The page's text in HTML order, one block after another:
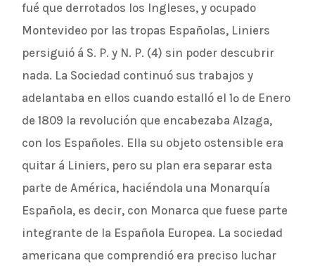
fué que derrotados los Ingleses, y ocupado
Montevideo por las tropas Españolas, Liniers
persiguió á S. P. y N. P. (4) sin poder descubrir
nada. La Sociedad continuó sus trabajos y
adelantaba en ellos cuando estalló el 1º de Enero
de 1809 la revolución que encabezaba Alzaga,
con los Españoles. Ella su objeto ostensible era
quitar á Liniers, pero su plan era separar esta
parte de América, haciéndola una Monarquía
Española, es decir, con Monarca que fuese parte
integrante de la Española Europea. La sociedad
americana que comprendió era preciso luchar